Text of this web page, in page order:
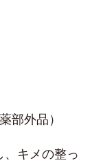
部外品）
キメの整っ